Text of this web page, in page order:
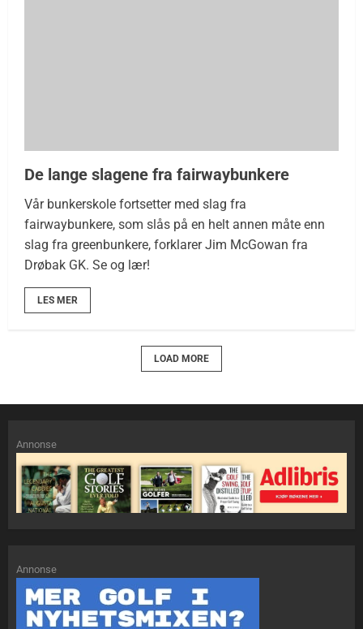
De lange slagene fra fairwaybunkere
Vår bunkerskole fortsetter med slag fra
fairwaybunkere, som slås på en helt annen måte enn
slag fra greenbunkere, forklarer Jim McGowan fra
Drøbak GK. Se og lær!
LES MER
LOAD MORE
Annonse
Annonse